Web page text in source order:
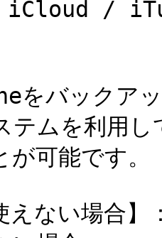
iCloud /
をバックア
テムを利用
可能です。
えない場合